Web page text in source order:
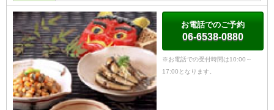
お電話でのご予約
06-6538-0880
※お電話での受付時間は10:00～
17:00となります。